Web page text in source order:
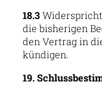
18.3
die bisherigen
den Vertrag in
kündigen.
19.